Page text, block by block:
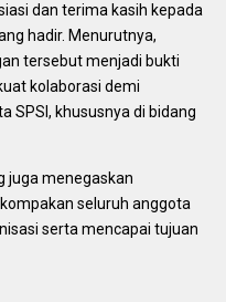
dan terima kasih kepada
hadir. Menurutnya,
tersebut menjadi bukti
kolaborasi demi
SPSI, khususnya di bidang
juga menegaskan
seluruh anggota
serta mencapai tujuan